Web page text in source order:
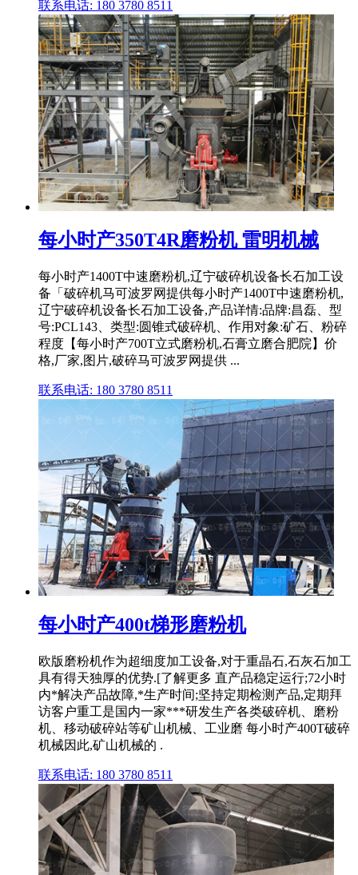
联系电话: 180 3780 8511
每小时产350T4R磨粉机 雷明机械
每小时产1400T中速磨粉机,辽宁破碎机设备长石加工设
备「破碎机马可波罗网提供每小时产1400T中速磨粉机,
辽宁破碎机设备长石加工设备,产品详情:品牌:昌磊、型
号:PCL143、类型:圆锥式破碎机、作用对象:矿石、粉碎
程度【每小时产700T立式磨粉机,石膏立磨合肥院】价
格,厂家,图片,破碎马可波罗网提供 ...
联系电话: 180 3780 8511
每小时产400t梯形磨粉机
欧版磨粉机作为超细度加工设备,对于重晶石,石灰石加工
具有得天独厚的优势.[了解更多 直产品稳定运行;72小时
内*解决产品故障,*生产时间;坚持定期检测产品,定期拜
访客户重工是国内一家***研发生产各类破碎机、磨粉
机、移动破碎站等矿山机械、工业磨 每小时产400T破碎
机械因此,矿山机械的 .
联系电话: 180 3780 8511